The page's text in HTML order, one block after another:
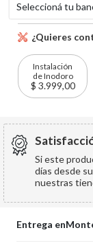
Seleccioná tu
¿Quieres
Instalación
de Inodoro
$ 3.999,00
Si este
días desde
nuestras
Entrega en